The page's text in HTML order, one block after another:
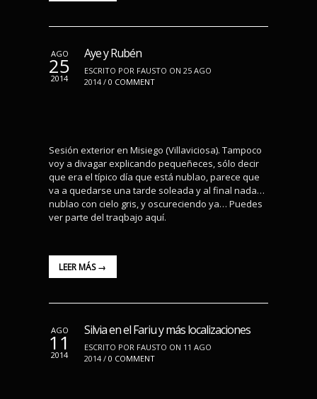
AGO
25
2014
Aye y Rubén
ESCRITO POR FAUSTO ON 25 AGO
2014 / 0 COMMENT
Sesión exterior en Misiego (Villaviciosa). Tampoco
voy a divagar explicando pequeñeces, sólo decir
que era el típico día que está nublao, parece que
va a quedarse una tarde soleada y al final nada…
nublao con cielo gris, y oscureciendo ya… Puedes
ver parte del traqbajo aquí.
LEER MÁS →
AGO
11
2014
Silvia en el Fariu y más localizaciones
ESCRITO POR FAUSTO ON 11 AGO
2014 / 0 COMMENT